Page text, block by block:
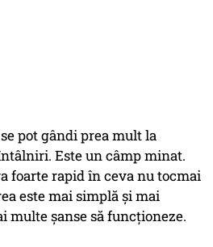
pot gândi prea mult la
Este un câmp minat.
foarte rapid în ceva nu tocmai
este mai simplă și mai
multe șanse să funcționeze.